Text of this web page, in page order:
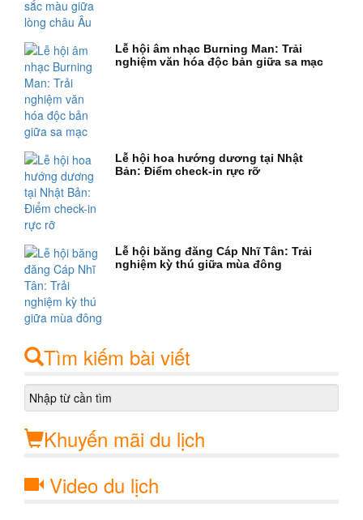
Lễ hội âm nhạc Burning Man: Trải
nghiệm văn hóa độc bản giữa sa mạc
Lễ hội hoa hướng dương tại Nhật
Bản: Điểm check-in rực rỡ
Lễ hội băng đăng Cáp Nhĩ Tân: Trải
nghiệm kỳ thú giữa mùa đông
Tìm kiếm bài viết
Khuyến mãi du lịch
Video du lịch